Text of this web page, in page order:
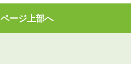
ページ上部へ